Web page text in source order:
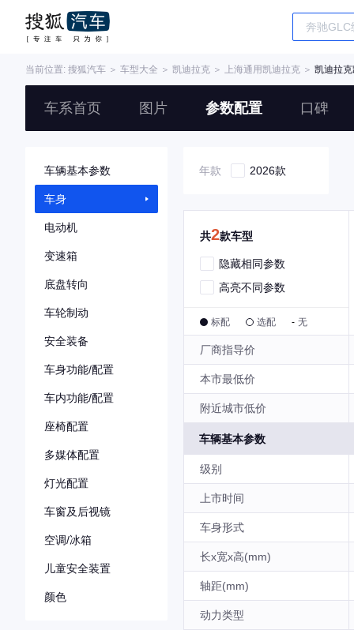
当前位置: 搜狐汽车 ＞ 车型大全 ＞ 凯迪拉克 ＞ 上海通用凯迪拉克 ＞ 凯迪拉
车系首页 图片 参数配置 口碑
车辆基本参数
车身
电动机
变速箱
底盘转向
车轮制动
安全装备
车身功能/配置
车内功能/配置
座椅配置
多媒体配置
灯光配置
车窗及后视镜
空调/冰箱
儿童安全装置
颜色
年款 2026款
共2款车型
隐藏相同参数
高亮不同参数
标配 选配 - 无
厂商指导价
本市最低价
附近城市低价
车辆基本参数
级别
上市时间
车身形式
长x宽x高(mm)
轴距(mm)
动力类型